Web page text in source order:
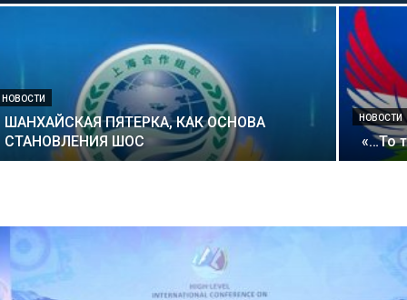
НОВОСТИ
ШАНХАЙСКАЯ ПЯТЕРКА, КАК ОСНОВА
СТАНОВЛЕНИЯ ШОС
НОВОСТИ
«…То